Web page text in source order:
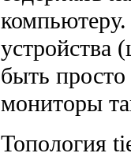
устройства
быть
мониторы
Топология